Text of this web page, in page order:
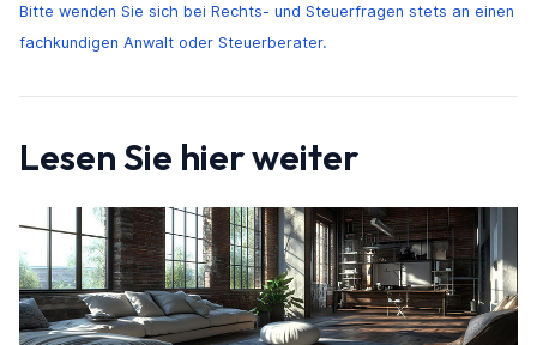
Bitte wenden Sie sich bei Rechts- und Steuerfragen stets an einen
fachkundigen Anwalt oder Steuerberater.
Lesen Sie hier weiter